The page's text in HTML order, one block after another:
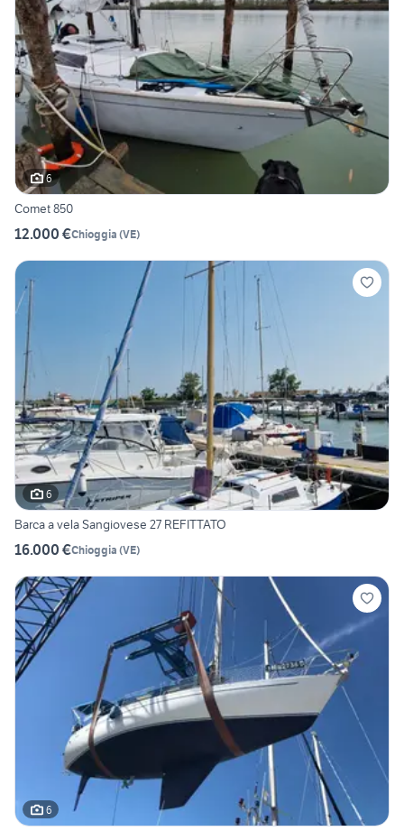
6
Comet 850
12.000 €Chioggia (VE)
6
Barca a vela Sangiovese 27 REFITTATO
16.000 €Chioggia (VE)
6